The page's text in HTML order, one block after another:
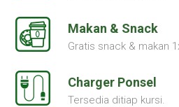
Makan & Snack
Gratis snack & makan
Charger Ponsel
Tersedia ditiap kursi.